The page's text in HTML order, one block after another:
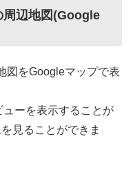
周辺地図(Google
図をGoogleマップで表
ーを表示することが
見ることができま